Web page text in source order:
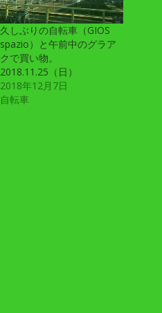
久しぶりの自転車（GIOS
spazio）と午前中のグラア
クで買い物。
2018.11.25（日）
2018年12月7日
自転車